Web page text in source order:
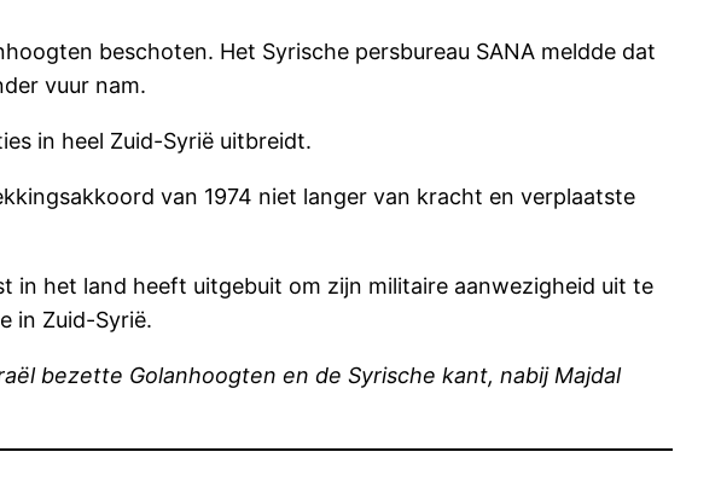
beschoten. Het Syrische persbureau SANA meldde dat
vuur nam.
in heel Zuid-Syrië uitbreidt.
van 1974 niet langer van kracht en verplaatste
in het land heeft uitgebuit om zijn militaire aanwezigheid uit te
in Zuid-Syrië.
bezette Golanhoogten en de Syrische kant, nabij Majdal